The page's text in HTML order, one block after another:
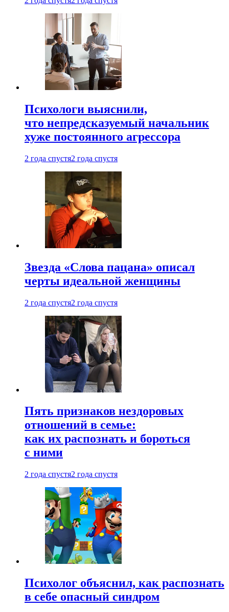
Психологи выяснили,
что непредсказуемый начальник
хуже постоянного агрессора
2 года спустя2 года спустя
Звезда «Слова пацана» описал
черты идеальной женщины
2 года спустя2 года спустя
Пять признаков нездоровых
отношений в семье:
как их распознать и бороться
с ними
2 года спустя2 года спустя
Психолог объяснил, как распознать
в себе опасный синдром